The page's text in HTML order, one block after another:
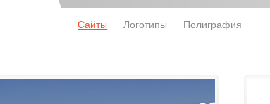
Сайты Логотипы Полиграфия